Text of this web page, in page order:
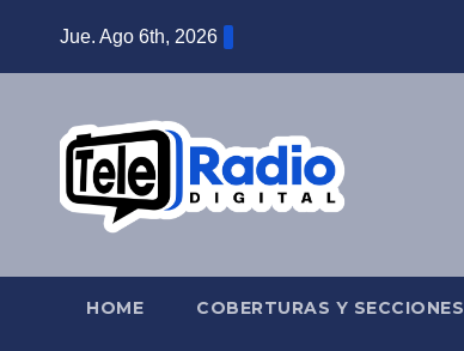
Jue. Ago 6th, 2026
HOME COBERTURAS Y SECCIONES